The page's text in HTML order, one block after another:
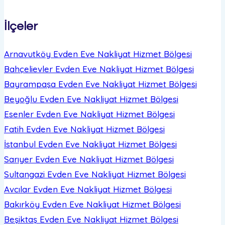
İlçeler
Arnavutköy Evden Eve Nakliyat Hizmet Bölgesi
Bahçelievler Evden Eve Nakliyat Hizmet Bölgesi
Bayrampaşa Evden Eve Nakliyat Hizmet Bölgesi
Beyoğlu Evden Eve Nakliyat Hizmet Bölgesi
Esenler Evden Eve Nakliyat Hizmet Bölgesi
Fatih Evden Eve Nakliyat Hizmet Bölgesi
İstanbul Evden Eve Nakliyat Hizmet Bölgesi
Sarıyer Evden Eve Nakliyat Hizmet Bölgesi
Sultangazi Evden Eve Nakliyat Hizmet Bölgesi
Avcılar Evden Eve Nakliyat Hizmet Bölgesi
Bakırköy Evden Eve Nakliyat Hizmet Bölgesi
Beşiktaş Evden Eve Nakliyat Hizmet Bölgesi